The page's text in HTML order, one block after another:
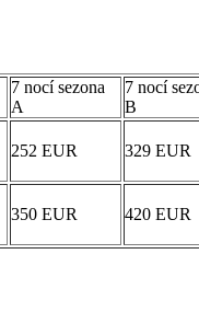
7 nocí sezona
A
7 nocí
B
252 EUR 329 EUR
350 EUR 420 EUR